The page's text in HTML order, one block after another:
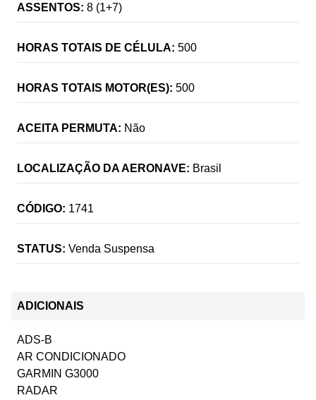
ASSENTOS: 8 (1+7)
HORAS TOTAIS DE CÉLULA: 500
HORAS TOTAIS MOTOR(ES): 500
ACEITA PERMUTA: Não
LOCALIZAÇÃO DA AERONAVE: Brasil
CÓDIGO: 1741
STATUS: Venda Suspensa
ADICIONAIS
ADS-B
AR CONDICIONADO
GARMIN G3000
RADAR